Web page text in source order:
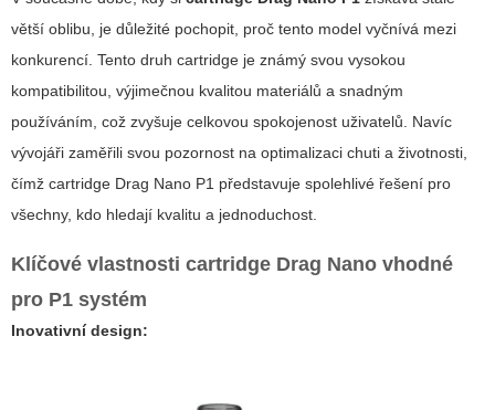
větší oblibu, je důležité pochopit, proč tento model vyčnívá mezi
konkurencí. Tento druh cartridge je známý svou vysokou
kompatibilitou, výjimečnou kvalitou materiálů a snadným
používáním, což zvyšuje celkovou spokojenost uživatelů. Navíc
vývojáři zaměřili svou pozornost na optimalizaci chuti a životnosti,
čímž cartridge Drag Nano P1 představuje spolehlivé řešení pro
všechny, kdo hledají kvalitu a jednoduchost.
Klíčové vlastnosti cartridge Drag Nano vhodné
pro P1 systém
Inovativní design: